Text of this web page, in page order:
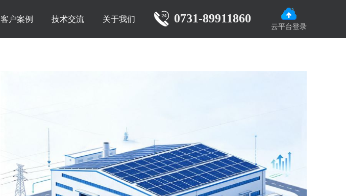
云平台登录
0731-89911860
客户案例 技术交流 关于我们